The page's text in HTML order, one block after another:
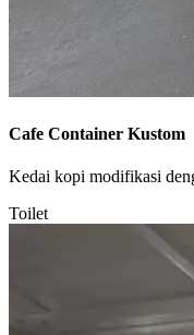
Cafe Container Kustom
Kedai kopi modifikasi
Toilet